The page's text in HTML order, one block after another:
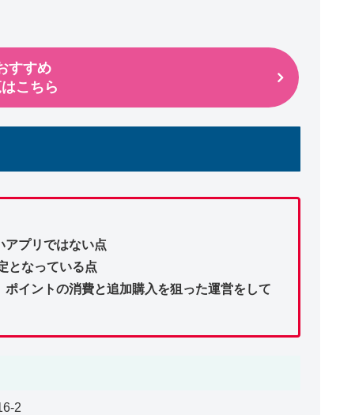
すすめ
こちら
アプリではない点
となっている点
イントの消費と追加購入を狙った運営をして
2